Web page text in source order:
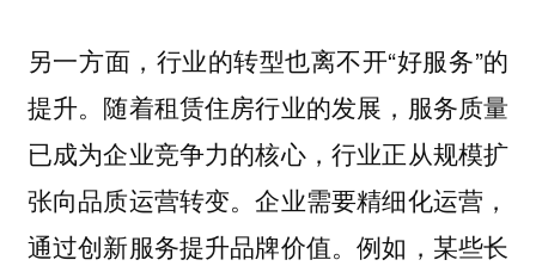
另一方面，行业的转型也离不开“好服务”的
提升。随着租赁住房行业的发展，服务质量
已成为企业竞争力的核心，行业正从规模扩
张向品质运营转变。企业需要精细化运营，
通过创新服务提升品牌价值。例如，某些长